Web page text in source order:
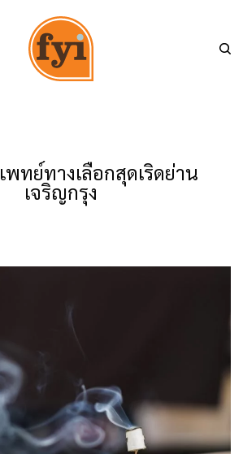
ทย์ทางเลือกสุดเริดย่าน
เจริญกรุง